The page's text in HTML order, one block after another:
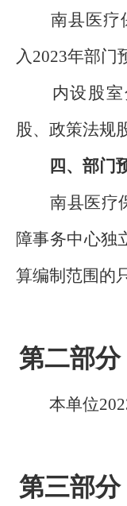
南县医疗保
入2023年部门
内设股室
股、政策法规
四、部门
南县医疗保
障事务中心独
算编制范围的
第二部
本单位2023
第三部